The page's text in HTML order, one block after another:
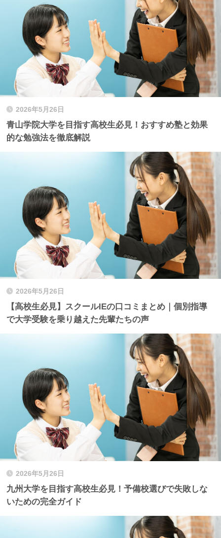
2026年5月26日
青山学院大学を目指す高校生必見！おすすめ塾と効果
的な勉強法を徹底解説
2026年5月26日
【高校生必見】スクールIEの口コミまとめ｜個別指導
で大学受験を乗り越えた先輩たちの声
2026年5月26日
九州大学を目指す高校生必見！予備校選びで失敗しな
いための完全ガイド